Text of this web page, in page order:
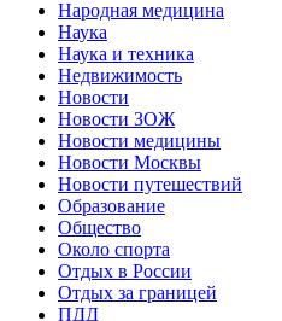
Народная медицина
Наука
Наука и техника
Недвижимость
Новости
Новости ЗОЖ
Новости медицины
Новости Москвы
Новости путешествий
Образование
Общество
Около спорта
Отдых в России
Отдых за границей
ПДД